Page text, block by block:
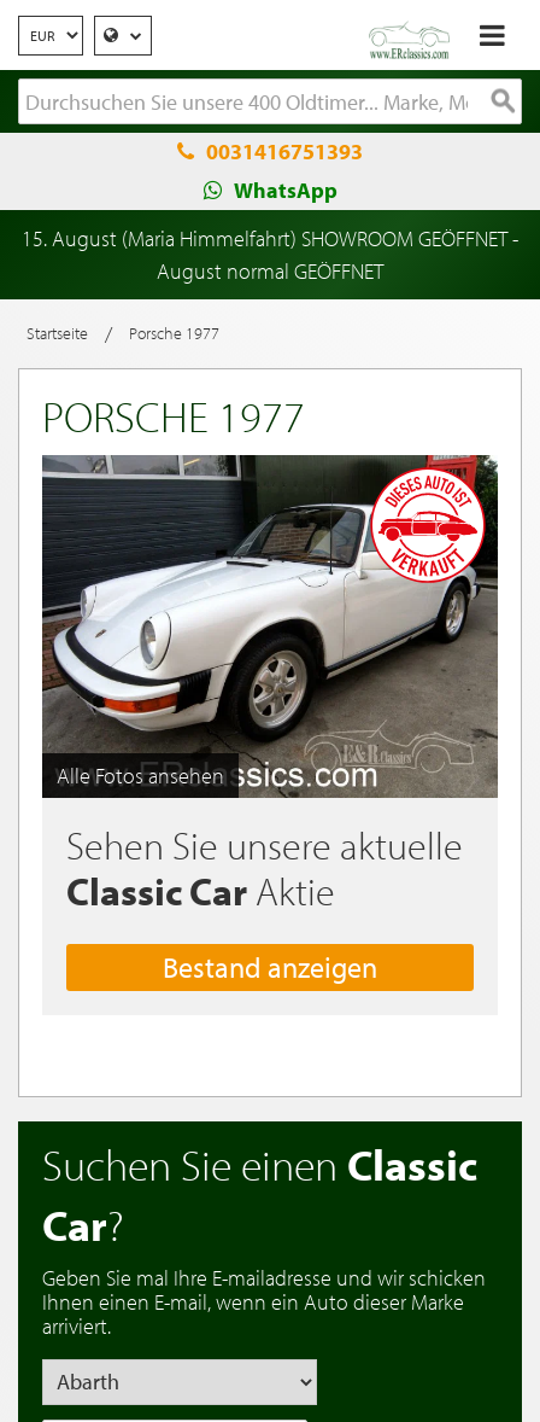
0031416751393
WhatsApp
15. August (Maria Himmelfahrt) SHOWROOM GEÖFFNET -
August normal GEÖFFNET
Startseite / Porsche 1977
PORSCHE 1977
Alle Fotos ansehen
Sehen Sie unsere aktuelle
Classic Car Aktie
Bestand anzeigen
Suchen Sie einen Classic
Car?
Geben Sie mal Ihre E-mailadresse und wir schicken
Ihnen einen E-mail, wenn ein Auto dieser Marke
arriviert.